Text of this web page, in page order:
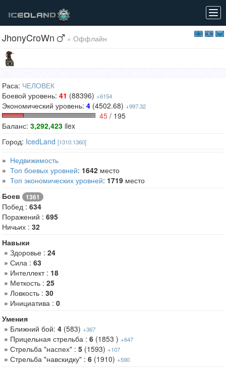
JhonyCroWn » Оффлайн
Раса: ЧЕЛОВЕК
Боевой уровень: 41 (88396) +6154
Экономический уровень: 4 (4502.68) +997.32
45 / 195
Баланс: 3,292,423 ilex
Город: IcedLand [1310:1360]
» Недвижимость
» Топ боевых уровней: 1642 место
» Топ экономических уровней: 1719 место
Боев
1361
Побед : 634
Поражений : 695
Ничьих : 32
Навыки
» Здоровье : 24
» Сила : 63
» Интеллект : 18
» Меткость : 25
» Ловкость : 30
» Инициатива : 0
Умения
» Ближний бой: 4 (583) +367
» Прицельная стрельба : 6 (1853 ) +647
» Стрельба "наспех" : 5 (1593) +107
» Стрельба "навскидку" : 6 (1910) +590